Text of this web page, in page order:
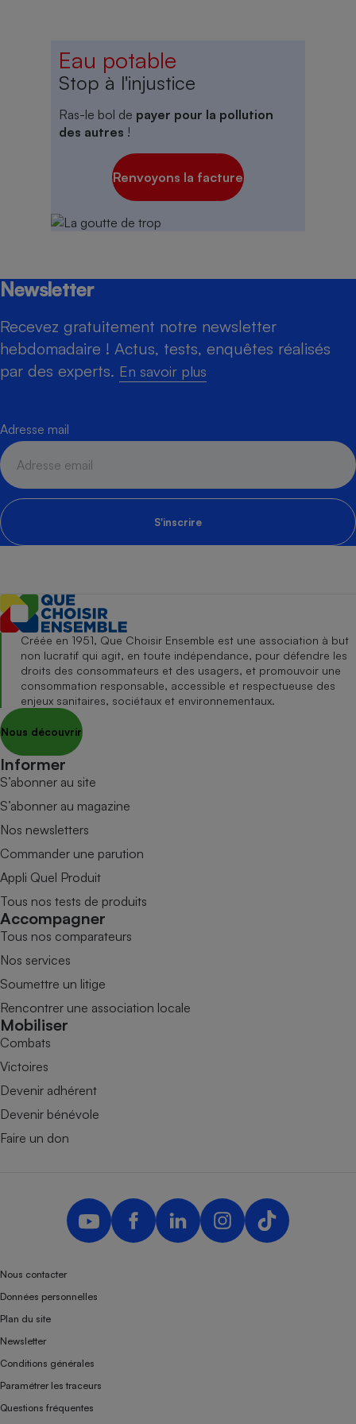
Eau potable
Stop à l'injustice
Ras-le bol de payer pour la pollution
des autres !
Renvoyons la facture
Newsletter
Recevez gratuitement notre newsletter
hebdomadaire ! Actus, tests, enquêtes réalisés
par des experts. En savoir plus
Adresse mail
S'inscrire
Créée en 1951, Que Choisir Ensemble est une association à but
non lucratif qui agit, en toute indépendance, pour défendre les
droits des consommateurs et des usagers, et promouvoir une
consommation responsable, accessible et respectueuse des
enjeux sanitaires, sociétaux et environnementaux.
Nous découvrir
Informer
S’abonner au site
S’abonner au magazine
Nos newsletters
Commander une parution
Appli Quel Produit
Tous nos tests de produits
Accompagner
Tous nos comparateurs
Nos services
Soumettre un litige
Rencontrer une association locale
Mobiliser
Combats
Victoires
Devenir adhérent
Devenir bénévole
Faire un don
Nous contacter
Données personnelles
Plan du site
Newsletter
Conditions générales
Paramétrer les traceurs
Questions fréquentes